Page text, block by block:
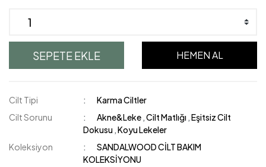
SEPETE EKLE HEMEN AL
Cilt Tipi
Karma Ciltler
Cilt Sorunu
Akne&Leke ,Cilt Matlığı ,Eşitsiz Cilt
Dokusu ,Koyu Lekeler
Koleksiyon
SANDALWOOD CİLT BAKIM
KOLEKSİYONU